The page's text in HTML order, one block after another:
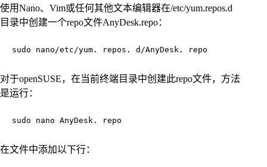
使用Nano、Vim或任何其他文本编辑器在/etc/yum.repos.d
目录中创建一个repo文件AnyDesk.repo：
sudo nano/etc/yum. repos. d/AnyDesk. repo
对于openSUSE，在当前终端目录中创建此repo文件，方法
是运行：
sudo nano AnyDesk. repo
在文件中添加以下行：